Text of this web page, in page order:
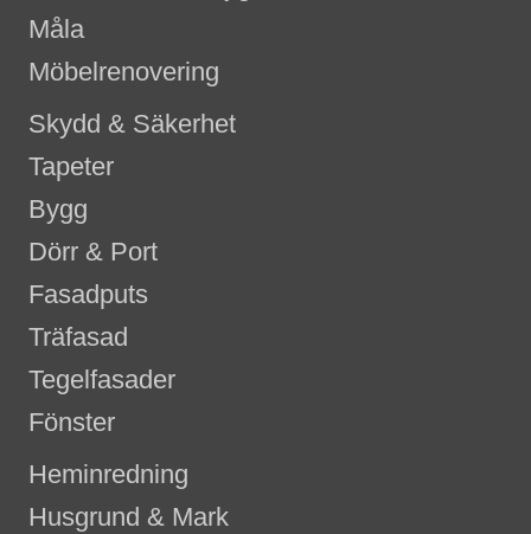
Måla
Möbelrenovering
Skydd & Säkerhet
Tapeter
Bygg
Dörr & Port
Fasadputs
Träfasad
Tegelfasader
Fönster
Heminredning
Husgrund & Mark